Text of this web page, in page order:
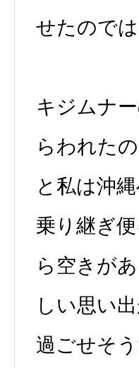
せたので
キジムナ
らわれた
と私は沖
乗り継ぎ
ら空きが
しい思い
過ごせそ